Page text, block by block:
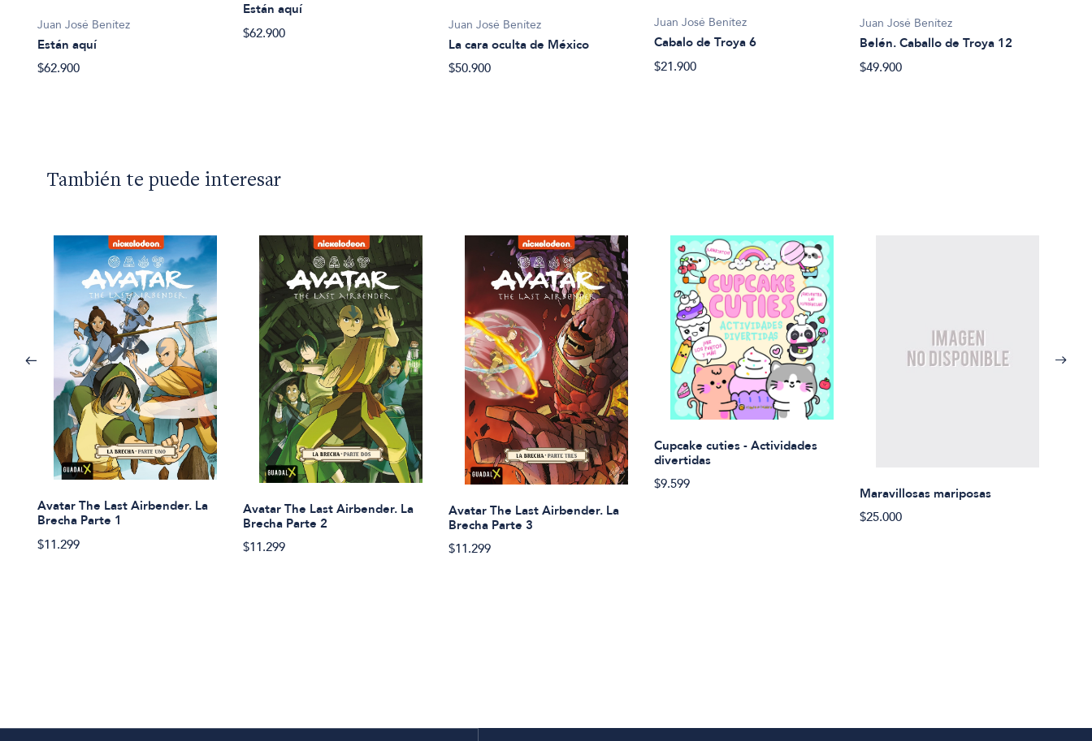
Juan José Benítez
Están aquí
$62.900
Están aquí
$62.900
Juan José Benítez
La cara oculta de México
$50.900
Juan José Benítez
Cabalo de Troya 6
$21.900
Juan José Benítez
Belén. Caballo de Troya 12
$49.900
También te puede interesar
Avatar The Last Airbender. La
Brecha Parte 1
$11.299
Avatar The Last Airbender. La
Brecha Parte 2
$11.299
Avatar The Last Airbender. La
Brecha Parte 3
$11.299
Cupcake cuties - Actividades
divertidas
$9.599
Maravillosas mariposas
$25.000